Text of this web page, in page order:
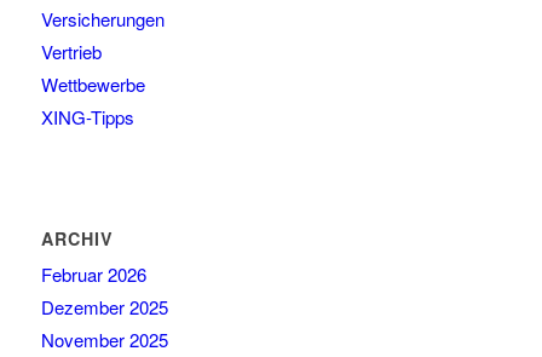
Versicherungen
Vertrieb
Wettbewerbe
XING-Tipps
ARCHIV
Februar 2026
Dezember 2025
November 2025